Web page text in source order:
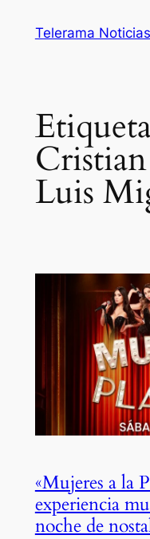
Telerama Noticias
Luis
«Mujeres a la
experiencia
noche de